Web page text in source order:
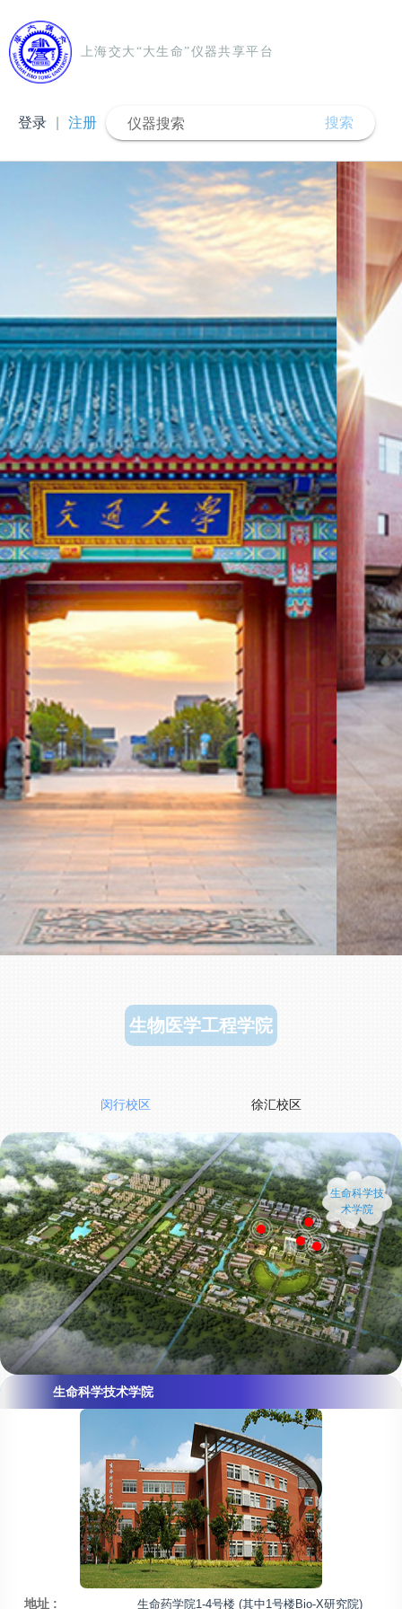
上海交大“大生命”仪器共享平台
仪器搜索 搜索
登录 注册
生物医学工程学院
生命科学技术学院
地址 : 生命药学院1-4号楼 (其中1号楼Bio-X研究院)
闵行校区 徐汇校区
生命科学技
术学院